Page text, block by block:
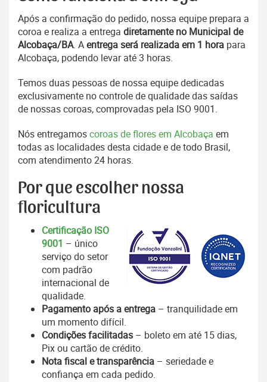
Após a confirmação do pedido, nossa equipe prepara a
coroa e realiza a entrega diretamente no Municipal de
Alcobaça/BA. Aentrega será realizada em 1 hora para
Alcobaça, podendo levar até 3 horas.
Temos duas pessoas de nossa equipe dedicadas
exclusivamente no controle de qualidade das saídas
de nossas coroas, comprovadas pela ISO 9001.
Nós entregamoscoroas de flores em Alcobaça em
todas as localidades desta cidade e de todo Brasil,
com atendimento 24 horas.
Por que escolher nossa
floricultura
Certificação ISO
9001 – único
serviço do setor
com padrão
internacional de
qualidade.
Pagamento após a entrega – tranquilidade em
um momento difícil.
Condições facilitadas – boleto em até 15 dias,
Pix ou cartão de crédito.
Nota fiscal e transparência – seriedade e
confiança em cada pedido.